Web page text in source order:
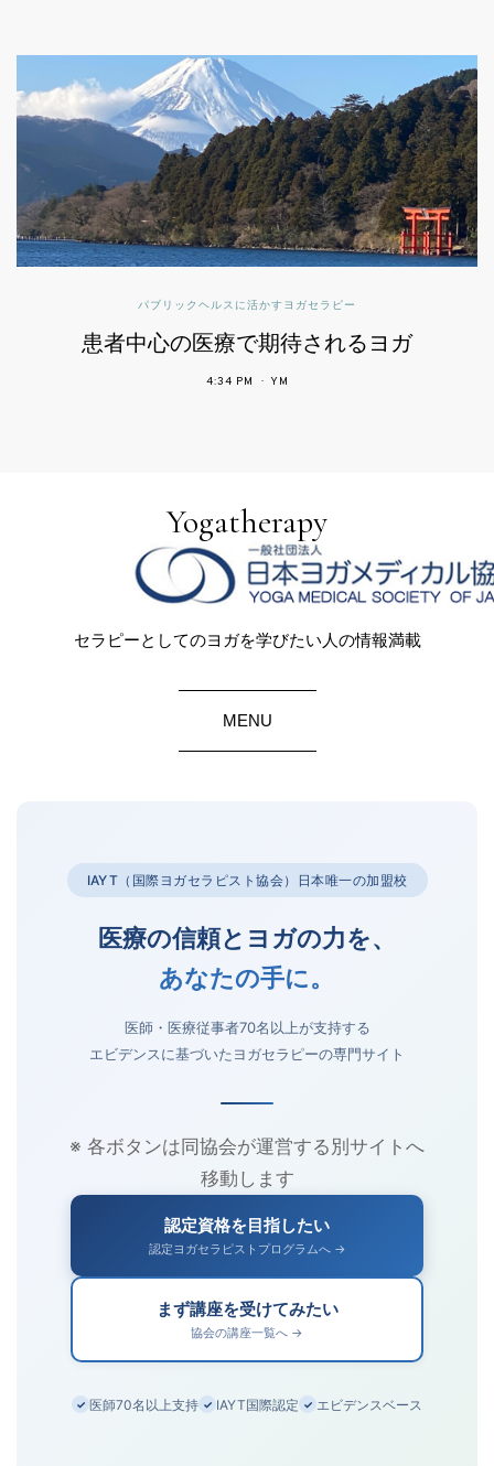
パブリックヘルスに活かすヨガセラピー
患者中心の医療で期待されるヨガ
4:34 PM YM
Yogatherapy
セラピーとしてのヨガを学びたい人の情報満載
MENU
IAYT（国際ヨガセラピスト協会）日本唯一の加盟校
医療の信頼とヨガの力を、
あなたの手に。
医師・医療従事者70名以上が支持する
エビデンスに基づいたヨガセラピーの専門サイト
※ 各ボタンは同協会が運営する別サイトへ
移動します
認定資格を目指したい
認定ヨガセラピストプログラムへ →
まず講座を受けてみたい
協会の講座一覧へ →
✓ 医師70名以上支持 ✓ IAYT国際認定 ✓ エビデンスベース